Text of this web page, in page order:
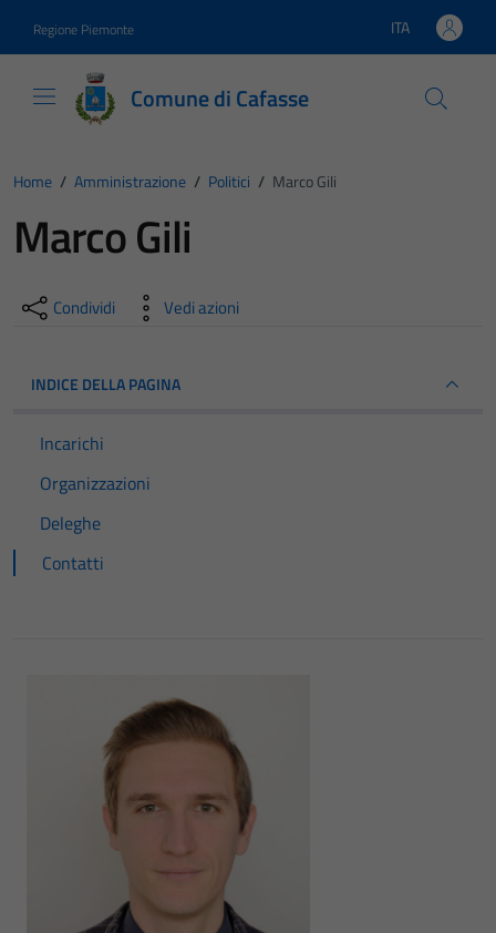
Regione Piemonte Lingua attiva:
ITA
Comune di Cafasse
Home / Amministrazione / Politici / Marco Gili
Marco Gili
Condividi Vedi azioni
INDICE DELLA PAGINA
Incarichi
Organizzazioni
Deleghe
Contatti